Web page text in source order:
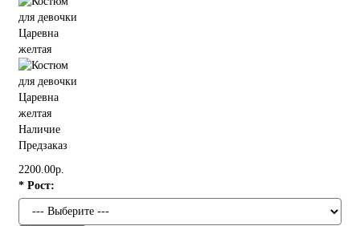
Наличие
Предзаказ
2200.00р.
* Рост: